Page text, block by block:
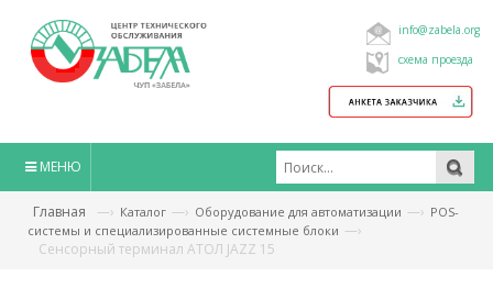
info@zabela.org
схема проезда
МЕНЮ
Главная —› Каталог —› Оборудование для автоматизации —› POS-
системы и специализированные системные блоки —›
Сенсорный терминал АТОЛ JAZZ 15